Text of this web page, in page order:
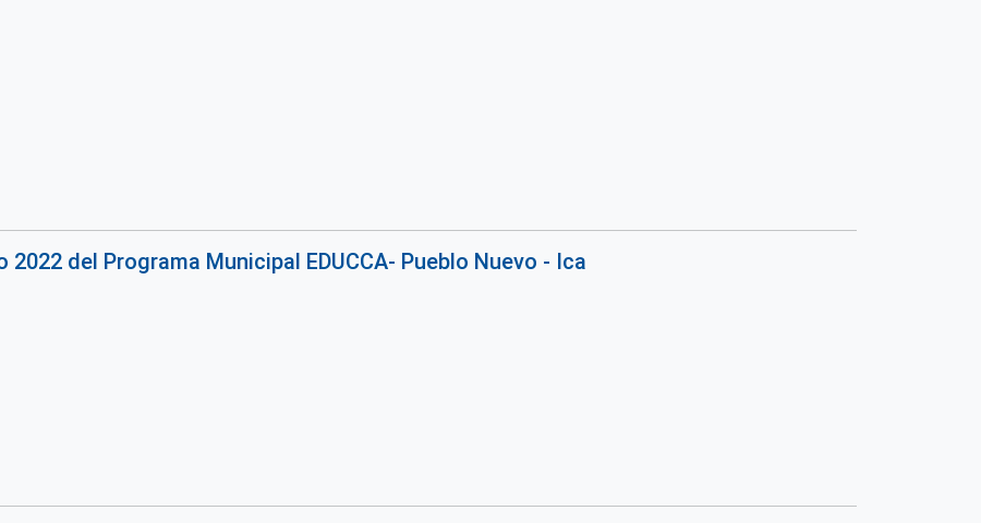
2022 del Programa Municipal EDUCCA- Pueblo Nuevo - Ica